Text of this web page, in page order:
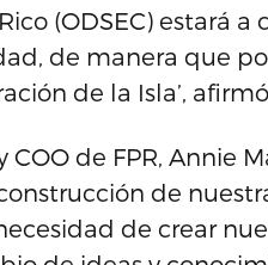
(ODSEC) estará
de manera que
de la Isla’,
de FPR, Annie
de
de crear